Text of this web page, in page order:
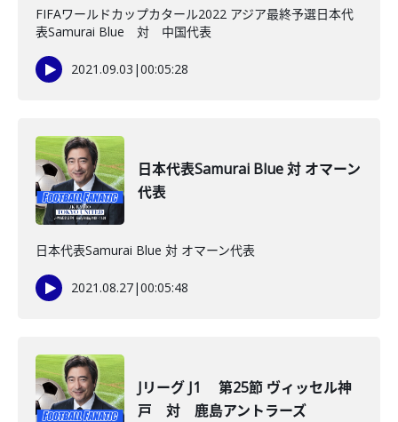
FIFAワールドカップカタール2022 アジア最終予選日本代
表Samurai Blue 対 中国代表
2021.09.03 |00:05:28
日本代表Samurai Blue 対 オマーン
代表
日本代表Samurai Blue 対 オマーン代表
2021.08.27|00:05:48
Jリーグ J1 第25節 ヴィッセル神
戸 対 鹿島アントラーズ